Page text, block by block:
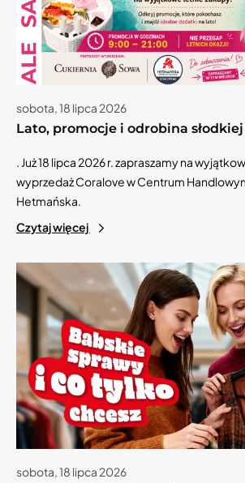
sobota, 18 lipca 2026
Lato, promocje i odrobina
. Już 18 lipca 2026 r. zapraszamy na
wyprzedaż Coralove w Centrum
Hetmańska.
Czytaj więcej
sobota, 18 lipca 2026